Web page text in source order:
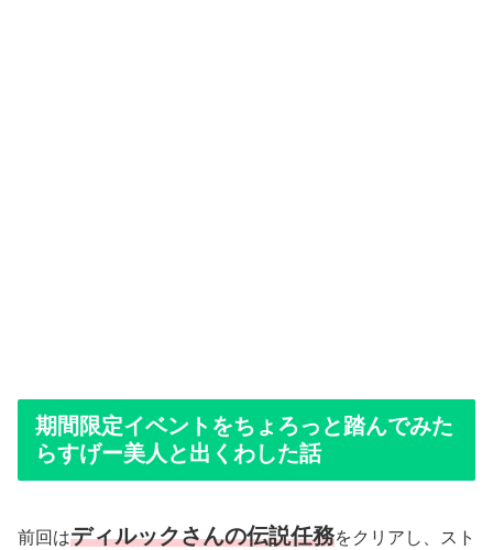
期間限定イベントをちょろっと踏んでみた
らすげー美人と出くわした話
前回はディルックさんの伝説任務をクリアし、スト